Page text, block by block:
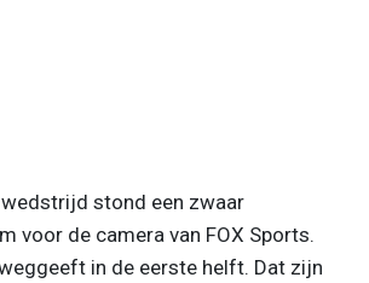
stond een zwaar
voor de camera van FOX Sports.
in de eerste helft. Dat zijn